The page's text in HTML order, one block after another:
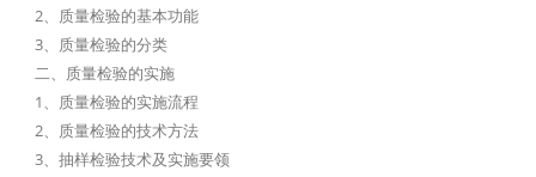
2、质量检验的基本功能
3、质量检验的分类
二、质量检验的实施
1、质量检验的实施流程
2、质量检验的技术方法
3、抽样检验技术及实施要领